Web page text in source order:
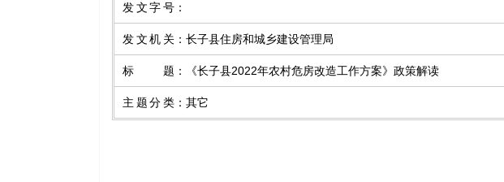
发文字号 ：
发文机关 ： 长子县住房和城乡建设管理局
标题 ： 《长子县2022年农村危房改造工作方案》政策解读
主题分类 ： 其它